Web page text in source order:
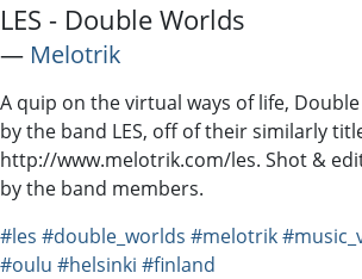
LES - Double Worlds
― Melotrik
A quip on the virtual ways of life,
by the band LES, off of their similarly
http://www.melotrik.com/les. Shot &
by the band members.
#les #double_worlds #melotrik
#oulu #helsinki #finland